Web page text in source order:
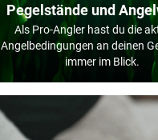
Pegelstände und
Als Pro-Angler hast du die
Angelbedingungen an deinen
immer im Blick.